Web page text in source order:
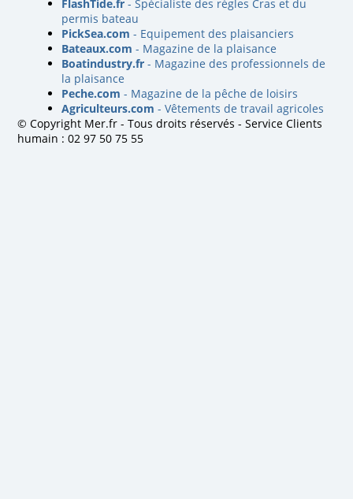
FlashTide.fr - Spécialiste des règles Cras et du
permis bateau
PickSea.com - Equipement des plaisanciers
Bateaux.com - Magazine de la plaisance
Boatindustry.fr - Magazine des professionnels de
la plaisance
Peche.com - Magazine de la pêche de loisirs
Agriculteurs.com - Vêtements de travail agricoles
© Copyright Mer.fr - Tous droits réservés - Service Clients
humain : 02 97 50 75 55